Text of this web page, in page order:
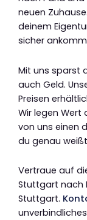
neuen
deinem
sicher
Mit uns sparst
auch Geld.
Preisen
Wir legen Wert
von uns einen
du genau
Vertraue auf
Stuttgart nach
Stuttgart.